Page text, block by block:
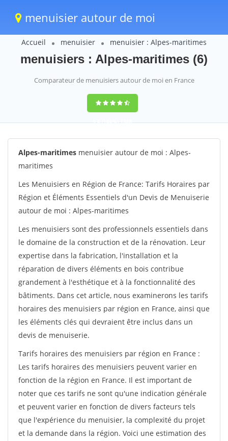
menuisier autour de moi
Accueil menuisier menuisier : Alpes-maritimes
menuisiers : Alpes-maritimes (6)
Comparateur de menuisiers autour de moi en France
9,6(100%)1388
votes
Alpes-maritimes menuisier autour de moi : Alpes-
maritimes
Les Menuisiers en Région de France: Tarifs Horaires par
Région et Éléments Essentiels d'un Devis de Menuiserie
autour de moi : Alpes-maritimes
Les menuisiers sont des professionnels essentiels dans
le domaine de la construction et de la rénovation. Leur
expertise dans la fabrication, l'installation et la
réparation de divers éléments en bois contribue
grandement à l'esthétique et à la fonctionnalité des
bâtiments. Dans cet article, nous examinerons les tarifs
horaires des menuisiers par région en France, ainsi que
les éléments clés qui devraient être inclus dans un
devis de menuiserie.
Tarifs horaires des menuisiers par région en France :
Les tarifs horaires des menuisiers peuvent varier en
fonction de la région en France. Il est important de
noter que ces tarifs ne sont qu'une indication générale
et peuvent varier en fonction de divers facteurs tels
que l'expérience du menuisier, la complexité du projet
et la demande dans la région. Voici une estimation des